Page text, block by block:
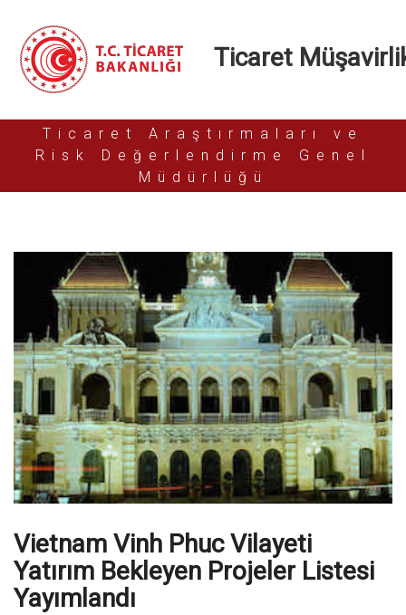
Ticaret
Ticaret Araştırmaları ve
Risk Değerlendirme Genel
Müdürlüğü
Vietnam Vinh Phuc Vilayeti
Yatırım Bekleyen Projeler Listesi
Yayımlandı